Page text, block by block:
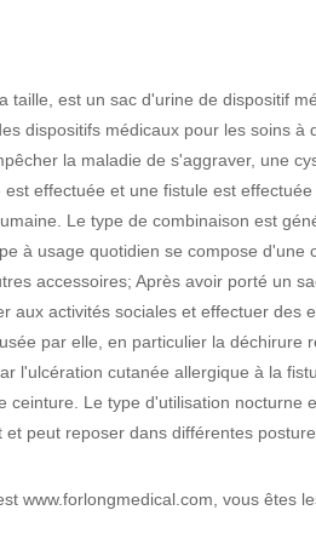
taille, est un sac d'urine de dispositif
dispositifs médicaux pour les soins à
la maladie de s'aggraver, une
effectuée et une fistule est effectuée
Le type de combinaison est
à usage quotidien se compose d'une
accessoires; Après avoir porté un
aux activités sociales et effectuer des
par elle, en particulier la déchirure
l'ulcération cutanée allergique à la
Le type d'utilisation nocturne
peut reposer dans différentes
www.forlongmedical.com, vous êtes